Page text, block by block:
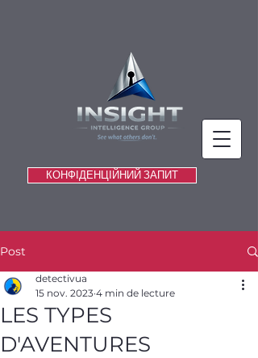
КОНФІДЕНЦІЙНИЙ ЗАПИТ
Post
LES TYPES
D'AVENTURES
detectivua
15 nov. 2023 4 min de lecture